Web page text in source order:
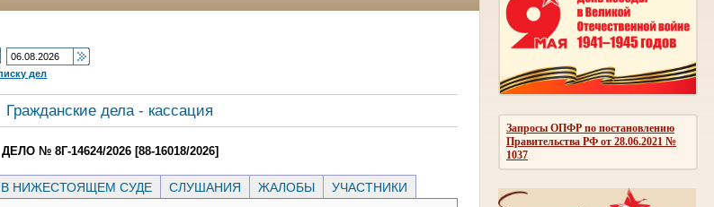
Запросы ОПФР по постановлению
Правительства РФ от 28.06.2021 №
1037
дел
Гражданские дела - кассация
ДЕЛО № 8Г-14624/2026 [88-16018/2026]
НИЖЕСТОЯЩЕМ СУДЕ СЛУШАНИЯ ЖАЛОБЫ УЧАСТНИКИ